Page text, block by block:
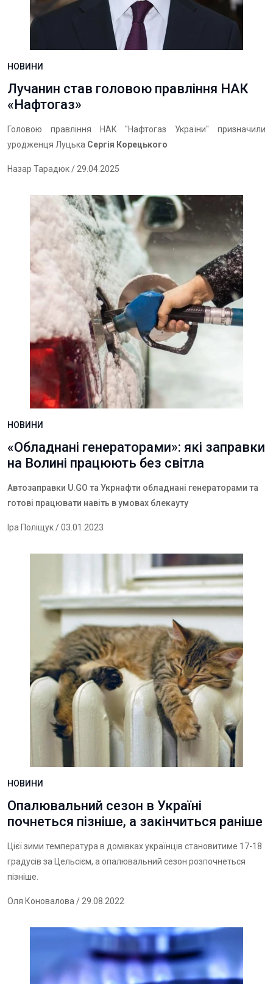
НОВИНИ
Лучанин став головою правління НАК
«Нафтогаз»
Головою правління НАК "Нафтогаз України" призначили
уродженця Луцька Сергія Корецького
Назар Тарадюк/ 29.04.2025
НОВИНИ
«Обладнані генераторами»: які заправки
на Волині працюють без світла
Автозаправки U.GO та Укрнафти обладнані генераторами та
готові працювати навіть в умовах блекауту
Іра Поліщук/ 03.01.2023
НОВИНИ
Опалювальний сезон в Україні
почнеться пізніше, а закінчиться раніше
Цієї зими температура в домівках українців становитиме 17-18
градусів за Цельсієм, а опалювальний сезон розпочнеться
пізніше.
Оля Коновалова / 29.08.2022